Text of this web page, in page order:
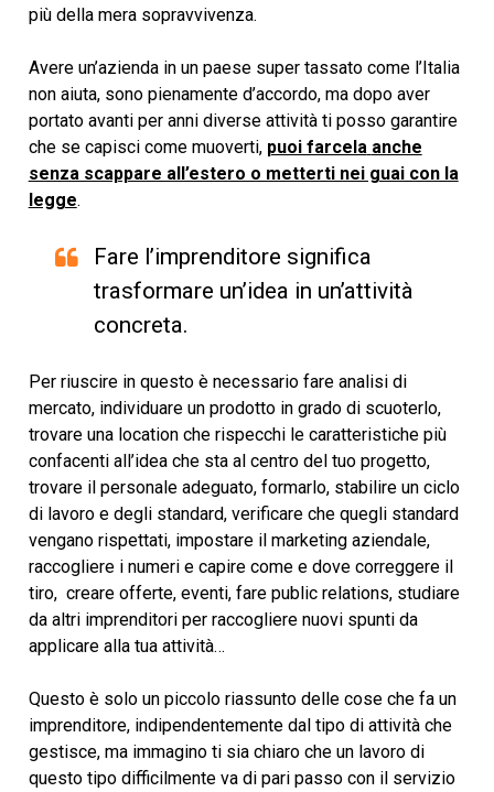
più della mera sopravvivenza.
Avere un’azienda in un paese super tassato come l’Italia
non aiuta, sono pienamente d’accordo, ma dopo aver
portato avanti per anni diverse attività ti posso garantire
che se capisci come muoverti, puoi farcela anche
senza scappare all’estero o metterti nei guai con la
legge.
Fare l’imprenditore significa
trasformare un’idea in un’attività
concreta.
Per riuscire in questo è necessario fare analisi di
mercato, individuare un prodotto in grado di scuoterlo,
trovare una location che rispecchi le caratteristiche più
confacenti all’idea che sta al centro del tuo progetto,
trovare il personale adeguato, formarlo, stabilire un ciclo
di lavoro e degli standard, verificare che quegli standard
vengano rispettati, impostare il marketing aziendale,
raccogliere i numeri e capire come e dove correggere il
tiro, creare offerte, eventi, fare public relations, studiare
da altri imprenditori per raccogliere nuovi spunti da
applicare alla tua attività…
Questo è solo un piccolo riassunto delle cose che fa un
imprenditore, indipendentemente dal tipo di attività che
gestisce, ma immagino ti sia chiaro che un lavoro di
questo tipo difficilmente va di pari passo con il servizio